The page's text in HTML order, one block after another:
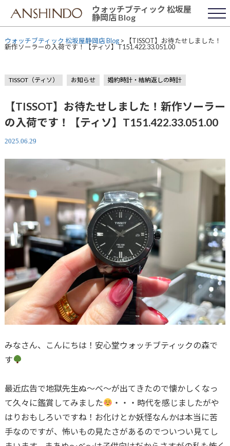
content
ウォッチブティック 松坂屋
静岡店 Blog
ウォッチブティック 松坂屋静岡店 Blog> 【TISSOT】お待たせしました！
新作ソーラーの入荷です！【ティソ】T151.422.33.051.00
TISSOT（ティソ） お知らせ 婚約時計・結納返しの時計
【TISSOT】お待たせしました！新作ソーラー
の入荷です！【ティソ】T151.422.33.051.00
2025.06.29
みなさん、こんにちは！安心堂ウォッチブティックの森で
す
最近広告で地獄先生ぬ～べ～が出てきたので懐かしくなっ
て久々に鑑賞してみました
・・・時代を感じましたがや
はりおもしろいですね！お化けとか妖怪なんかは本当に苦
手なのですが、怖いもの見たさがあるのでついつい見てし